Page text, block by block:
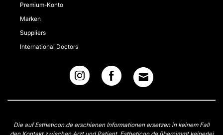
Premium-Konto
Marken
Suppliers
International Doctors
Die auf Estheticon.de erschienen Informationen ersetzen in keinem Fall